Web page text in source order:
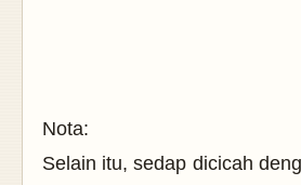
Nota:
Selain itu, sedap dicicah